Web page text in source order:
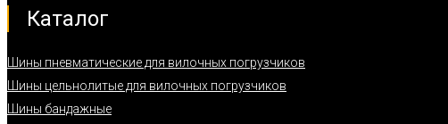
Каталог
Шины пневматические для вилочных погрузчиков
Шины цельнолитые для вилочных погрузчиков
Шины бандажные